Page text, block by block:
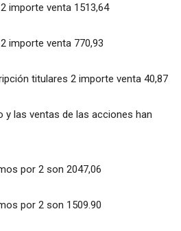
importe venta 1513,64
importe venta 770,93
titulares 2 importe venta 40,87
y las ventas de las acciones han
por 2 son 2047,06
por 2 son 1509.90